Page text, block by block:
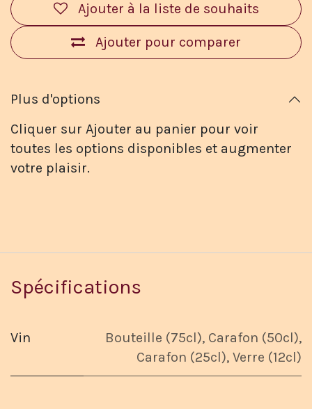
Ajouter pour comparer
Ajouter à la liste de souhaits
Plus d'options
Cliquer sur Ajouter au panier pour voir
toutes les options disponibles et augmenter
votre plaisir.
Spécifications
Vin Bouteille (75cl), Carafon (50cl),
Carafon (25cl), Verre (12cl)